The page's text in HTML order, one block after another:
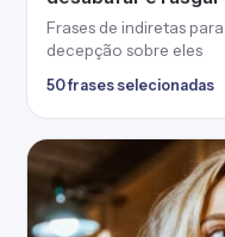
Frases de indiretas
decepção sobre eles
50 frases selecionadas